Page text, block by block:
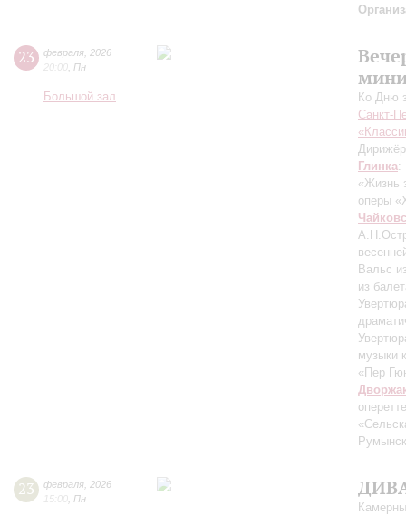
23 февраля 2026
20:00 Пн
Большой зал
Ко Дню
Санкт-
Глинка:
«Жизнь
оперы
Вальс
из
музыки
«Пер
23 февраля 2026
15:00 Пн